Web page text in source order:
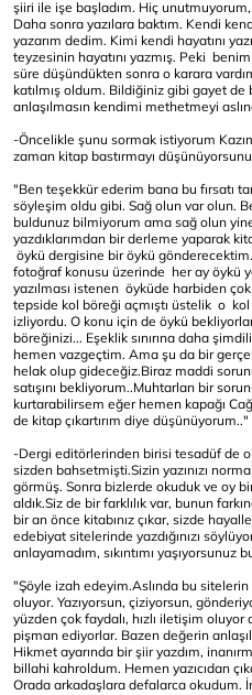
şiiri ile işe başladım. Hiç
Daha sonra yazılara baktım. Kendi
yazarım dedim. Kimi kendi hayatını
teyzesinin hayatını yazmış. Peki
süre düşündükten sonra o karara
katılmış oldum. Bildiğiniz gibi gayet de
anlaşılmasın kendimi methetmeyi
-Öncelikle şunu sormak istiyorum
zaman kitap bastırmayı
"Ben teşekkür ederim bana bu fırsatı
söyleşim oldu gibi. Sağ olun var olun.
buldunuz bilmiyorum ama sağ olun
yazdıklarımdan bir derleme yaparak
öykü dergisine bir öykü
fotoğraf konusu üzerinde her ay öykü
yazılması istenen öyküde harbiden
tepside kol böreği açmıştı üstelik o
izliyordu. O konu için de öykü
böreğinizi... Eşeklik sınırına daha
hemen vazgeçtim. Ama şu da bir
helak olup gideceğiz.Biraz maddi
satışını bekliyorum..Muhtarlan bir
kurtarabilirsem eğer hemen kapağı
de kitap çıkartırım diye düşünüyorum.."
-Dergi editörlerinden birisi tesadüf de
sizden bahsetmişti.Sizin yazınızı
görmüş. Sonra bizlerde okuduk ve oy
aldık.Siz de bir farklılık var, bunun
bir an önce kitabınız çıkar, sizde
edebiyat sitelerinde yazdığınızı
anlayamadım, sıkıntımı yaşıyorsunuz
"Şöyle izah edeyim.Aslında bu sitelerin
oluyor. Yazıyorsun, çiziyorsun,
yüzden çok faydalı, hızlı iletişim oluyor
pişman ediyorlar. Bazen değerin
Hikmet ayarında bir şiir yazdım,
billahi kahroldum. Hemen yazıcıdan
Orada arkadaşlara defalarca okudum.